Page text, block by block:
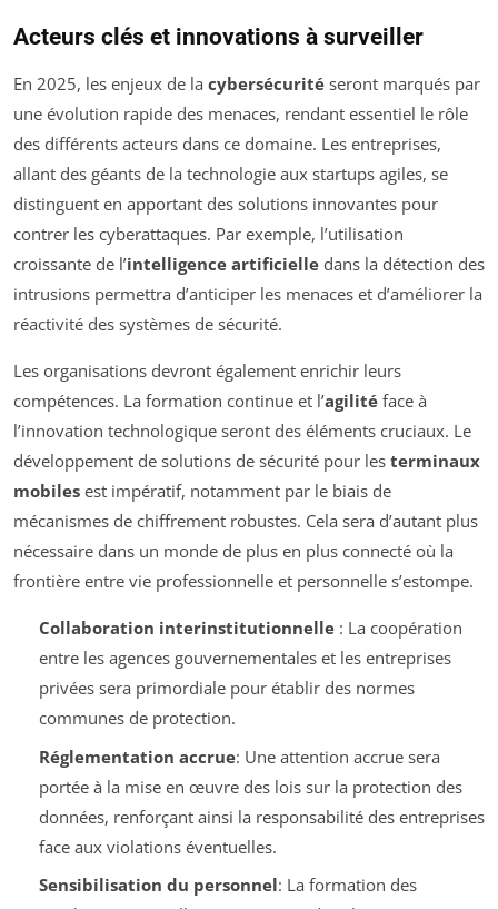
Acteurs clés et innovations à surveiller
En 2025, les enjeux de la cybersécurité seront marqués par
une évolution rapide des menaces, rendant essentiel le rôle
des différents acteurs dans ce domaine. Les entreprises,
allant des géants de la technologie aux startups agiles, se
distinguent en apportant des solutions innovantes pour
contrer les cyberattaques. Par exemple, l’utilisation
croissante de l’intelligence artificielle dans la détection des
intrusions permettra d’anticiper les menaces et d’améliorer la
réactivité des systèmes de sécurité.
Les organisations devront également enrichir leurs
compétences. La formation continue et l’agilité face à
l’innovation technologique seront des éléments cruciaux. Le
développement de solutions de sécurité pour les terminaux
mobiles est impératif, notamment par le biais de
mécanismes de chiffrement robustes. Cela sera d’autant plus
nécessaire dans un monde de plus en plus connecté où la
frontière entre vie professionnelle et personnelle s’estompe.
Collaboration interinstitutionnelle: La coopération
entre les agences gouvernementales et les entreprises
privées sera primordiale pour établir des normes
communes de protection.
Réglementation accrue: Une attention accrue sera
portée à la mise en œuvre des lois sur la protection des
données, renforçant ainsi la responsabilité des entreprises
face aux violations éventuelles.
Sensibilisation du personnel: La formation des